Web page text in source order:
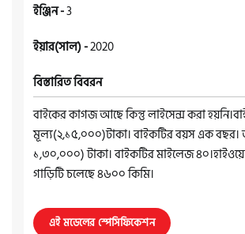
ইঞ্জিন -3
ইয়ার(সাল) -2020
বিস্তারিত বিবরন
বাইকের কাগজ আছে কিন্তু লাইসেন্স করা
মূল্য(২,১৫,০০০)টাকা। বাইকটির বয়স এক
১,৩০,০০০) টাকা। বাইকটির মাইলেজ
গাড়িটি চলেছে ৪৬০০ কিমি।
এই মডেলের স্পেসিফিকেশন